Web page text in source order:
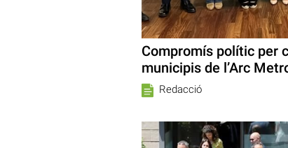
Compromís polític per
municipis de l’Arc
Redacció